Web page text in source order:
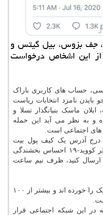
جف بزوس، بیل گیتس و
این اشخاص درخواست
حساب های کاربری باراک
بایدن نامزد انتخابات ریاست
ماسک بنیانگذار تسلا و
به نظر می آید این حمله
های اجتماعی است.
درج آدرس یک کیف پول بیت
کوین، نوشته شده بود: امروز به خاطر کووید-۱۹ احساس بخشندگی
ارسال کنید، ظرف نیم ساعت
گفته می شود چندصد نفر فریب این هک را خورده اند و بیشتر از ۱۰۰
در این شبکه اجتماعی قرار